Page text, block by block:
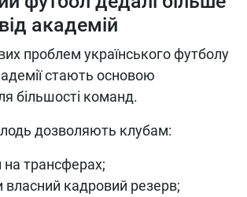
академій
проблем українського футболу
стають основою
більшості команд.
дозволяють клубам:
трансферах;
кадровий резерв;